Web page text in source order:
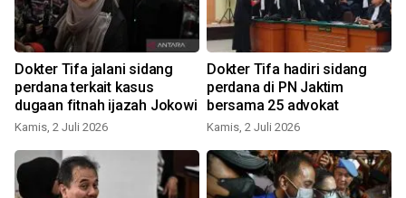
Dokter Tifa jalani sidang
perdana terkait kasus
dugaan fitnah ijazah Jokowi
Kamis, 2 Juli 2026
Dokter Tifa hadiri sidang
perdana di PN Jaktim
bersama 25 advokat
Kamis, 2 Juli 2026